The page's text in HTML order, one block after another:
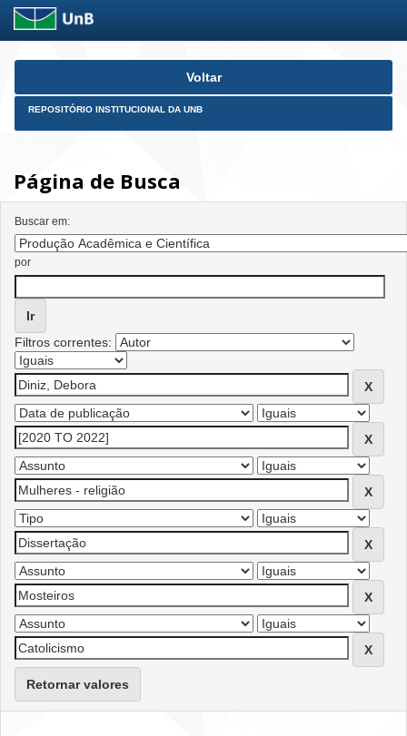
Skip
Voltar
REPOSITÓRIO INSTITUCIONAL DA UNB
Página de Busca
Buscar em:
por
Filtros correntes:
Retornar valores